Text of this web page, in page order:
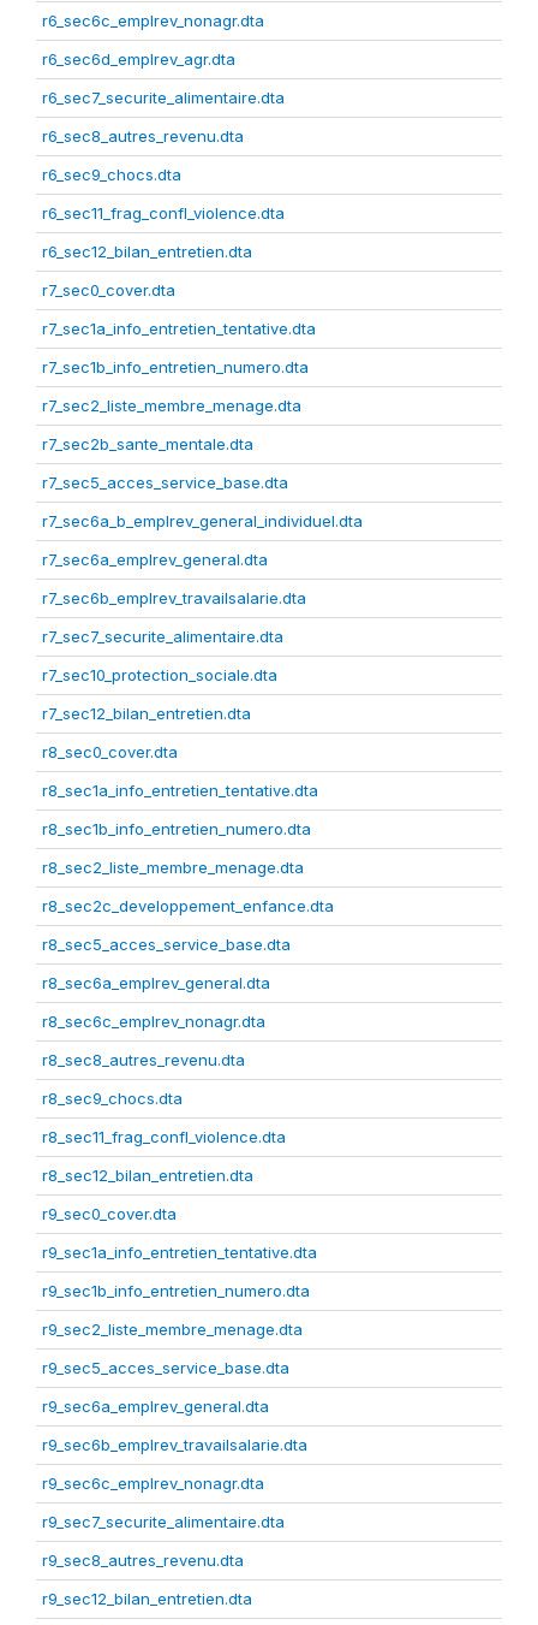
r6_sec6c_emplrev_nonagr.dta
r6_sec6d_emplrev_agr.dta
r6_sec7_securite_alimentaire.dta
r6_sec8_autres_revenu.dta
r6_sec9_chocs.dta
r6_sec11_frag_confl_violence.dta
r6_sec12_bilan_entretien.dta
r7_sec0_cover.dta
r7_sec1a_info_entretien_tentative.dta
r7_sec1b_info_entretien_numero.dta
r7_sec2_liste_membre_menage.dta
r7_sec2b_sante_mentale.dta
r7_sec5_acces_service_base.dta
r7_sec6a_b_emplrev_general_individuel.dta
r7_sec6a_emplrev_general.dta
r7_sec6b_emplrev_travailsalarie.dta
r7_sec7_securite_alimentaire.dta
r7_sec10_protection_sociale.dta
r7_sec12_bilan_entretien.dta
r8_sec0_cover.dta
r8_sec1a_info_entretien_tentative.dta
r8_sec1b_info_entretien_numero.dta
r8_sec2_liste_membre_menage.dta
r8_sec2c_developpement_enfance.dta
r8_sec5_acces_service_base.dta
r8_sec6a_emplrev_general.dta
r8_sec6c_emplrev_nonagr.dta
r8_sec8_autres_revenu.dta
r8_sec9_chocs.dta
r8_sec11_frag_confl_violence.dta
r8_sec12_bilan_entretien.dta
r9_sec0_cover.dta
r9_sec1a_info_entretien_tentative.dta
r9_sec1b_info_entretien_numero.dta
r9_sec2_liste_membre_menage.dta
r9_sec5_acces_service_base.dta
r9_sec6a_emplrev_general.dta
r9_sec6b_emplrev_travailsalarie.dta
r9_sec6c_emplrev_nonagr.dta
r9_sec7_securite_alimentaire.dta
r9_sec8_autres_revenu.dta
r9_sec12_bilan_entretien.dta